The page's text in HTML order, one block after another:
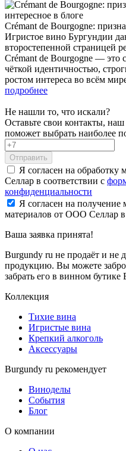
интересное в блоге
Crémant de Bourgogne:
Игристое вино Бургундии
второстепенной страницей
Crémant de Bourgogne — это
чёткой идентичностью,
ростом интереса во всём
подробнее
Не нашли то, что искали?
Оставьте свои контакты,
поможет выбрать наиболее
Отправить
Я согласен на
Селлар в соответствии с
конфиденциальности
Я согласен на
материалов от ООО Селлар в
Ваша заявка принята!
Burgundy ru не продаёт и не
продукцию. Вы можете
забрать его в винном бутике
Коллекция
Тихие вина
Игристые вина
Крепкий алкоголь
Аксессуары
Burgundy ru рекомендует
Виноделы
События
Блог
О компании